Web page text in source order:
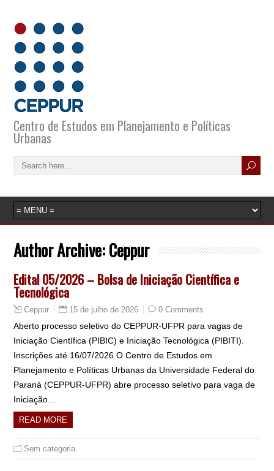
Centro de Estudos em Planejamento e Políticas
Urbanas
Author Archive:Ceppur
Edital 05/2026 – Bolsa de Iniciação Científica e
Tecnológica
Ceppur 15 de julho de 2026 0 Comments
Aberto processo seletivo do CEPPUR-UFPR para vagas de
Iniciação Científica (PIBIC) e Iniciação Tecnológica (PIBITI).
Inscrições até 16/07/2026 O Centro de Estudos em
Planejamento e Políticas Urbanas da Universidade Federal do
Paraná (CEPPUR-UFPR) abre processo seletivo para vaga de
Iniciação…
READ MORE
Sem categoria